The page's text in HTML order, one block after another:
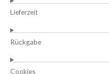
Lieferzeit
Rückgabe
Cookies